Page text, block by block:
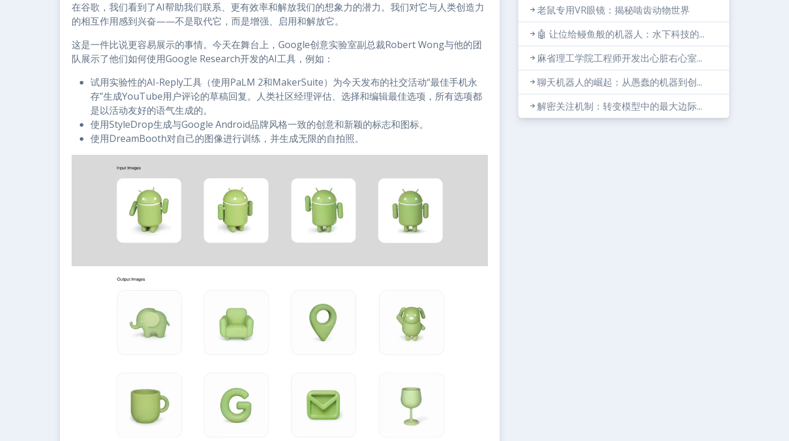
在谷歌，我们看到了AI帮助我们联系、更有效率和解放我们的想象力的潜力。我们对它与人类创造力
的相互作用感到兴奋——不是取代它，而是增强、启用和解放它。
这是一件比说更容易展示的事情。今天在舞台上，Google创意实验室副总裁Robert Wong与他的团
队展示了他们如何使用Google Research开发的AI工具，例如：
试用实验性的AI-Reply工具（使用PaLM 2和MakerSuite）为今天发布的社交活动“最佳手机永
存”生成YouTube用户评论的草稿回复。人类社区经理评估、选择和编辑最佳选项，所有选项都
是以活动友好的语气生成的。
使用StyleDrop生成与Google Android品牌风格一致的创意和新颖的标志和图标。
使用DreamBooth对自己的图像进行训练，并生成无限的自拍照。
老鼠专用VR眼镜：揭秘啮齿动物世界
🤖 让位给鳗鱼般的机器人：水下科技的...
麻省理工学院工程师开发出心脏右心室...
聊天机器人的崛起：从愚蠢的机器到创...
解密关注机制：转变模型中的最大边际...